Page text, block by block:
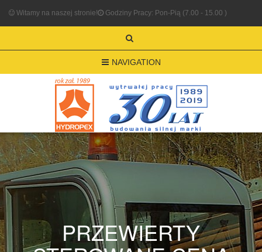
Witamy na naszej stronie! Godziny Pracy: Pon-Pią (7.00 - 15.00 )
NAVIGATION
PRZEWIERTY